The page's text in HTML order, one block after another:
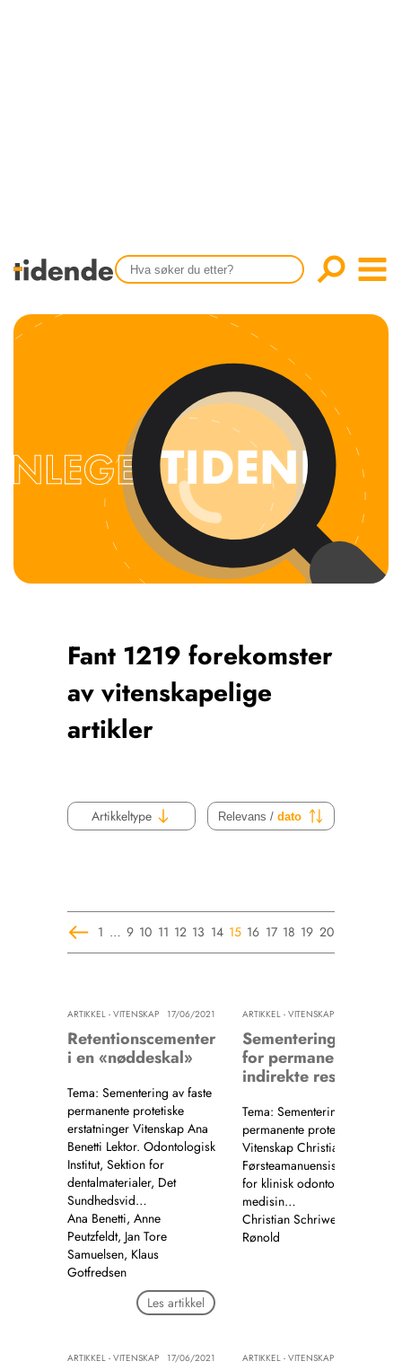
HENVISNINGER
KURSKALENDER
STILLINGER
KJØP & SALG
ANNONSERING
FOR FORFATTERE
KONTAKT
OM OSS
CONTENT IN ENGLISH
Scientific articles
Publication and media
plan
The editorial board
About us
Fant 1219 forekomster
av vitenskapelige
artikler
Artikkeltype Relevans / dato
1 … 9 10 11 12 13 14 15 16 17 18 19 20
ARTIKKEL - VITENSKAP 17/06/2021
Retentionscementer
i en «nøddeskal»
Tema: Sementering av faste
permanente protetiske
erstatninger Vitenskap Ana
Benetti Lektor. Odontologisk
Institut, Sektion for
dentalmaterialer, Det
Sundhedsvid…
Ana Benetti, Anne
Peutzfeldt, Jan Tore
Samuelsen, Klaus
Gotfredsen
Les artikkel
ARTIKKEL - VITENSKAP
for permanente
indirekte
Tema: Sementering av faste
permanente protetiske
Vitenskap Christian Schriwer
Førsteamanuensis, ph.d.
for klinisk odontologi, Det
medisin…
Christian Schriwer, Hans
Rønold
ARTIKKEL - VITENSKAP 17/06/2021 ARTIKKEL - VITENSKAP